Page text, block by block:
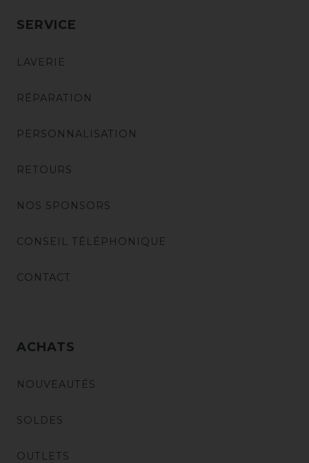
SERVICE
LAVERIE
RÉPARATION
PERSONNALISATION
RETOURS
NOS SPONSORS
CONSEIL TÉLÉPHONIQUE
CONTACT
ACHATS
NOUVEAUTÉS
SOLDES
OUTLETS